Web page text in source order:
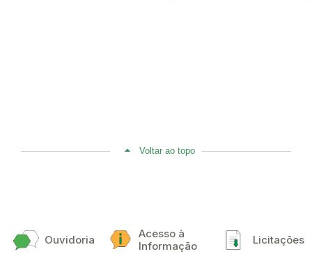
Voltar ao topo
Ouvidoria
Acesso à
Informação
Licitações